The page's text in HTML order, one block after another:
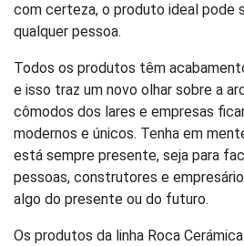
com certeza, o produto ideal pode
qualquer pessoa.
Todos os produtos têm
e isso traz um novo olhar sobre a
cômodos dos lares e empresas
modernos e únicos. Tenha em
está sempre presente, seja para
pessoas, construtores e
algo do presente ou do futuro.
Os produtos da linha Roca